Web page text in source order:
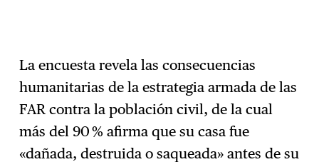
La encuesta revela las consecuencias
humanitarias de la estrategia armada de las
FAR contra la población civil, de la cual
más del 90 % afirma que su casa fue
«dañada, destruida o saqueada» antes de su